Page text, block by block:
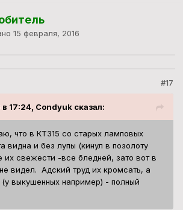
15 февраля, 2016
#17
17:24, Condyuk сказал:
что в КТ315 со старых ламповых
видна и без лупы (кинул в позолоту
их свежести -все бледней, зато вот в
видел. Адский труд их кромсать, а
(у выкушенных например) - полный